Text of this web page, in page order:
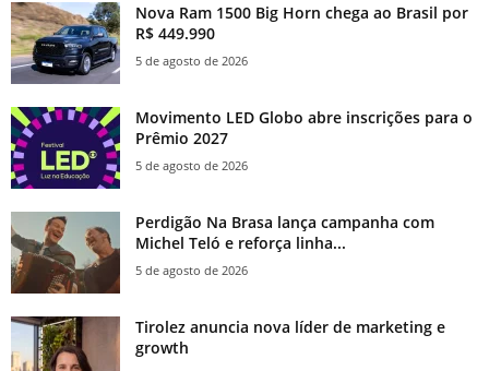
Nova Ram 1500 Big Horn chega ao Brasil por
R$ 449.990
5 de agosto de 2026
Movimento LED Globo abre inscrições para o
Prêmio 2027
5 de agosto de 2026
Perdigão Na Brasa lança campanha com
Michel Teló e reforça linha...
5 de agosto de 2026
Tirolez anuncia nova líder de marketing e
growth